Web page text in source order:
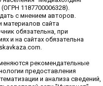
1187700006328).
с мнением авторов.
материалов сайта
обязательна, при
и на сайтах обязательна
рекомендательные
предоставления
и анализа сведений,